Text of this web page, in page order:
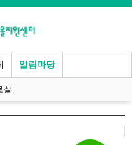
알림마당
실